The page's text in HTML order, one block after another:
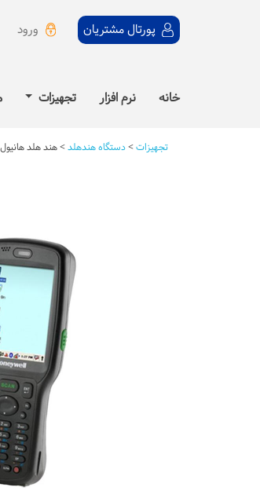
پورتال مشتریان ورود
خانه نرم افزار تجهیزات
تجهیزات>دستگاه هندهلد>هند هلد هانیول Dolphin 6510